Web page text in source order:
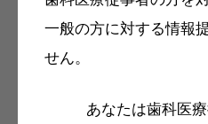
一般の方に対する情報
せん。
あなたは歯科医